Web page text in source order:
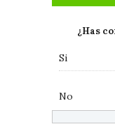
¿Has
Si
No